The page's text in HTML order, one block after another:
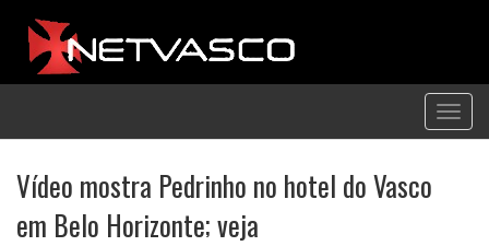
Vídeo mostra Pedrinho no hotel do Vasco
em Belo Horizonte; veja